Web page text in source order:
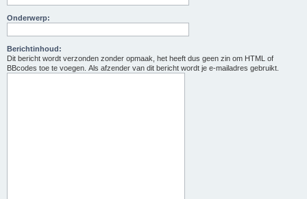
Onderwerp:
Berichtinhoud:
Dit bericht wordt verzonden zonder opmaak, het heeft dus geen zin om HTML of
BBcodes toe te voegen. Als afzender van dit bericht wordt je e-mailadres gebruikt.